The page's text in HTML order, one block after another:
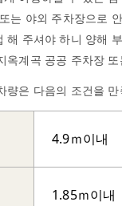
는 야외 주차장으로
해 주셔야 하니 양해
옥계곡 공공 주차장
량은 다음의 조건을
4.9ｍ이내
1.85ｍ이내